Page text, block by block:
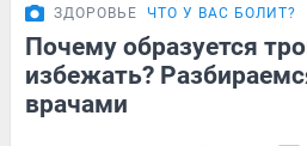
ЗДОРОВЬЕ ЧТО У ВАС БОЛИТ?
Почему образуется
избежать?
врачами